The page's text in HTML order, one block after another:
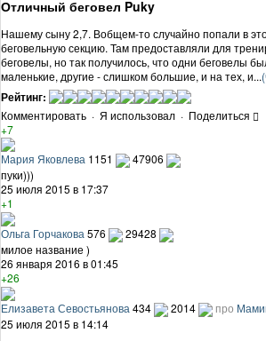
Отличный беговел Puky
Нашему сыну 2,7. Вобщем-то случайно попали в
беговельную секцию. Там предоставляли для
беговелы, но так получилось, что одни беговелы
маленькие, другие - слишком большие, и на тех, и...
Рейтинг:
Комментировать · Я использовал · Поделиться
+7
Мария Яковлева 1151
47906
пуки)))
25 июля 2015 в 17:37
+1
Ольга Горчакова 576
29428
милое название )
26 января 2016 в 01:45
+26
Елизавета Севостьянова 434 2014 про
25 июля 2015 в 14:14